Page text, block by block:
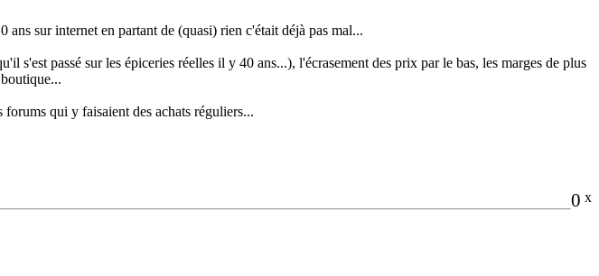
ans sur internet en partant de (quasi) rien c'était déjà pas mal...
s'est passé sur les épiceries réelles il y 40 ans...), l'écrasement des prix par le bas, les marges de plus
qui y faisaient des achats réguliers...
0 x